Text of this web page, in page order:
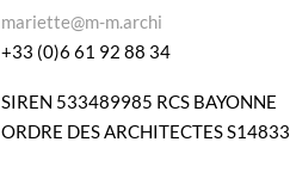
mariette@m-m.archi
+33 (0)6 61 92 88 34
SIREN 533489985 RCS BAYONNE
ORDRE DES ARCHITECTES S14833